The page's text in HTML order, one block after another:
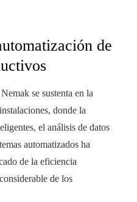
de
se sustenta en la
donde la
el análisis de datos
automatizados ha
de la eficiencia
de los